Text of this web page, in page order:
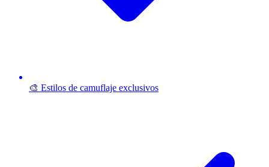
🎨 Estilos de camuflaje exclusivos